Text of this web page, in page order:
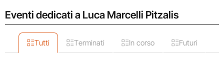
Eventi dedicati a Luca Marcelli Pitzalis
Tutti Terminati In corso Futuri